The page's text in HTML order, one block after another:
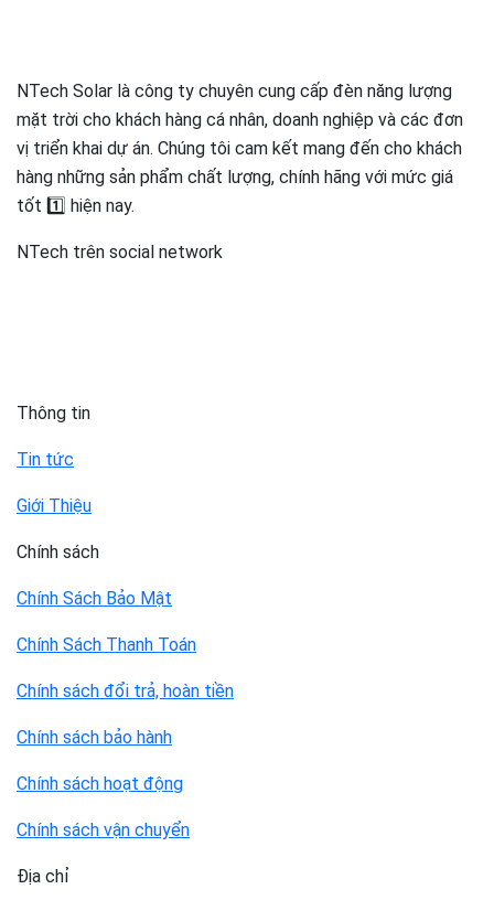
NTech Solar là công ty chuyên cung cấp đèn năng lượng
mặt trời cho khách hàng cá nhân, doanh nghiệp và các đơn
vị triển khai dự án. Chúng tôi cam kết mang đến cho khách
hàng những sản phẩm chất lượng, chính hãng với mức giá
tốt 1️⃣ hiện nay.
NTech trên social network
Thông tin
Tin tức
Giới Thiệu
Chính sách
Chính Sách Bảo Mật
Chính Sách Thanh Toán
Chính sách đổi trả, hoàn tiền
Chính sách bảo hành
Chính sách hoạt động
Chính sách vận chuyển
Địa chỉ